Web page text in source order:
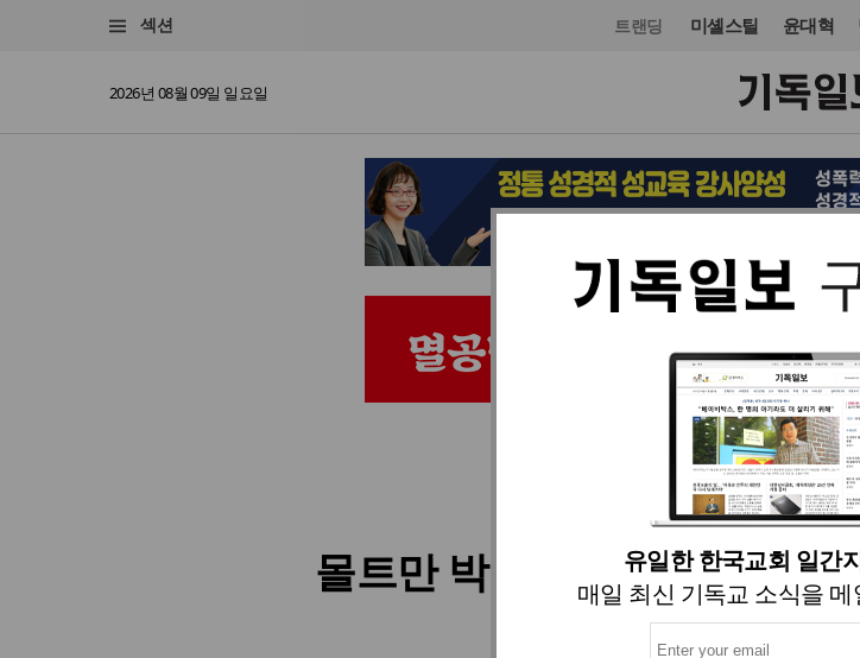
섹션 트랜딩 미셸스틸 윤대혁
2026년 08월 09일 일요일
유일한 한국교회 일간
매일 최신 기독교 소식을
교단/단체 입력 2021.
몰트만 박사 “성령 안에서 조
별세 소식 접하고 추모